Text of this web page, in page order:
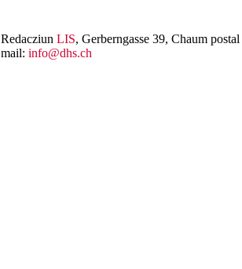
Redacziun LIS, Gerberngasse 39, Chaum
mail: info@dhs.ch